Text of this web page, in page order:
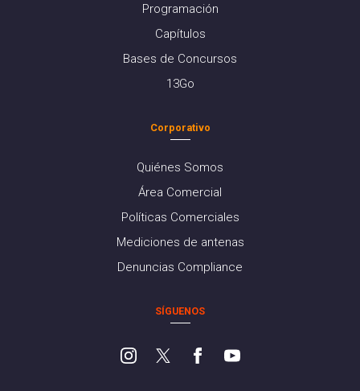
Programación
Capítulos
Bases de Concursos
13Go
Corporativo
Quiénes Somos
Área Comercial
Políticas Comerciales
Mediciones de antenas
Denuncias Compliance
SÍGUENOS